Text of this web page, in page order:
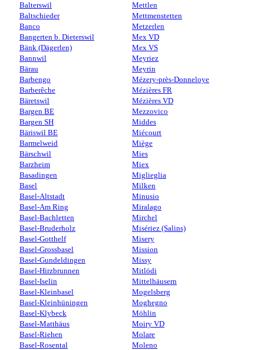
Balterswil
Baltschieder
Banco
Bangerten b. Dieterswil
Bänk (Dägerlen)
Bannwil
Bärau
Barbengo
Barberêche
Bäretswil
Bargen BE
Bargen SH
Bäriswil BE
Barmelweid
Bärschwil
Barzheim
Basadingen
Basel
Basel-Altstadt
Basel-Am Ring
Basel-Bachletten
Basel-Bruderholz
Basel-Gotthelf
Basel-Grossbasel
Basel-Gundeldingen
Basel-Hirzbrunnen
Basel-Iselin
Basel-Kleinbasel
Basel-Kleinhüningen
Basel-Klybeck
Basel-Matthäus
Basel-Riehen
Basel-Rosental
Mettlen
Mettmenstetten
Metzerlen
Mex VD
Mex VS
Meyriez
Meyrin
Mézery-près-Donneloye
Mézières FR
Mézières VD
Mezzovico
Middes
Miécourt
Miège
Mies
Miex
Miglieglia
Milken
Minusio
Miralago
Mirchel
Misériez (Salins)
Misery
Mission
Missy
Mitlödi
Mittelhäusern
Mogelsberg
Moghegno
Möhlin
Moiry VD
Molare
Moleno